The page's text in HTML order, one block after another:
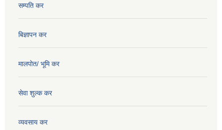
सम्पति कर
बिज्ञापन कर
मालपोत/ भूमि कर
सेवा शुल्क कर
व्यवसाय कर